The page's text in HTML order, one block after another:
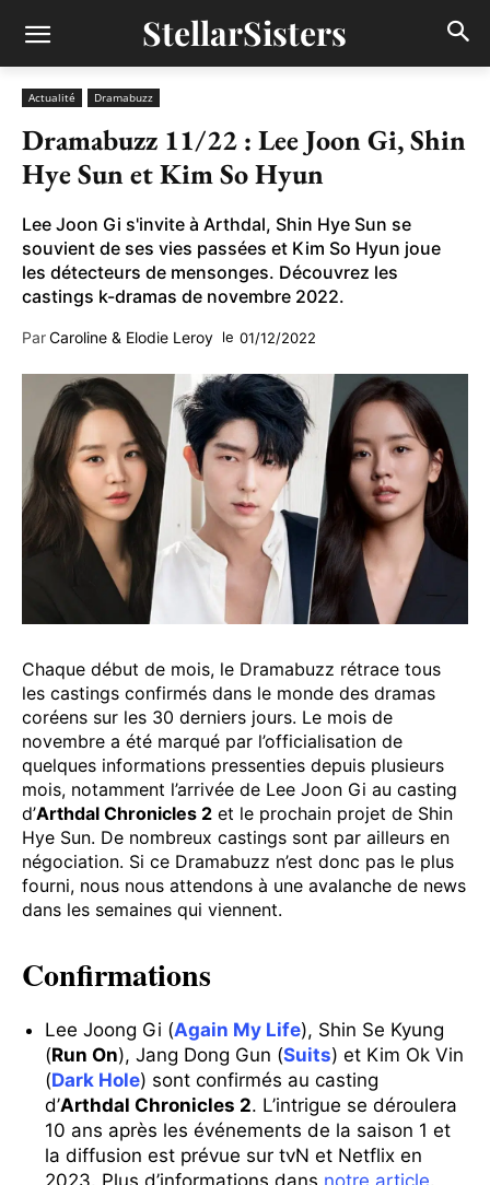
StellarSisters
Actualité Dramabuzz
Dramabuzz 11/22 : Lee Joon Gi, Shin
Hye Sun et Kim So Hyun
Lee Joon Gi s'invite à Arthdal, Shin Hye Sun se
souvient de ses vies passées et Kim So Hyun joue
les détecteurs de mensonges. Découvrez les
castings k-dramas de novembre 2022.
ParCaroline & Elodie Leroy le 01/12/2022
Chaque début de mois, le Dramabuzz rétrace tous
les castings confirmés dans le monde des dramas
coréens sur les 30 derniers jours. Le mois de
novembre a été marqué par l’officialisation de
quelques informations pressenties depuis plusieurs
mois, notamment l’arrivée de Lee Joon Gi au casting
d’Arthdal Chronicles 2 et le prochain projet de Shin
Hye Sun. De nombreux castings sont par ailleurs en
négociation. Si ce Dramabuzz n’est donc pas le plus
fourni, nous nous attendons à une avalanche de news
dans les semaines qui viennent.
Confirmations
Lee Joong Gi (Again My Life), Shin Se Kyung
(Run On), Jang Dong Gun (Suits) et Kim Ok Vin
(Dark Hole) sont confirmés au casting
d’Arthdal Chronicles 2. L’intrigue se déroulera
10 ans après les événements de la saison 1 et
la diffusion est prévue sur tvN et Netflix en